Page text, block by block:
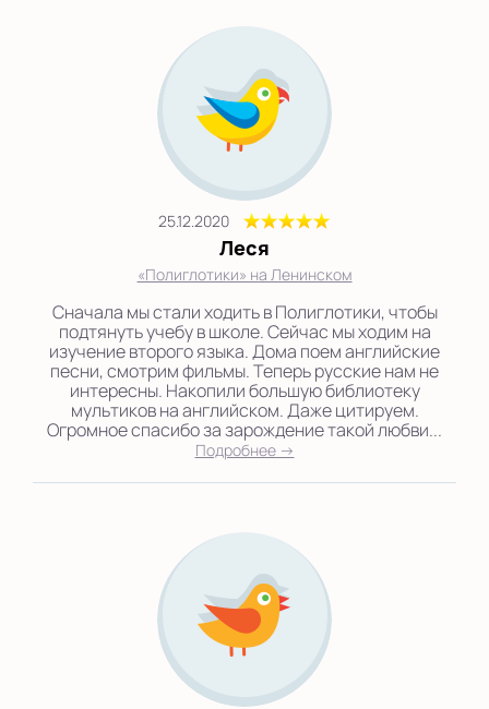
25.12.2020
Леся
«Полиглотики» на Ленинском
Сначала мы стали ходить в Полиглотики, чтобы
подтянуть учебу в школе. Сейчас мы ходим на
изучение второго языка. Дома поем английские
песни, смотрим фильмы. Теперь русские нам не
интересны. Накопили большую библиотеку
мультиков на английском. Даже цитируем.
Огромное спасибо за зарождение такой любви...
Подробнее →